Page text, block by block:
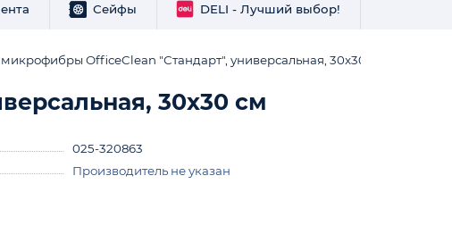
Сейфы DELI - Лучший выбор!
OfficeClean "Стандарт", универсальная, 30x30 см
30x30 см
025-320863
Производитель не указан